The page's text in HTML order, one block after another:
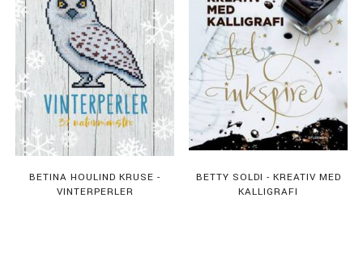
BETINA HOULIND KRUSE -
VINTERPERLER
BETTY SOLDI - KREATIV MED
KALLIGRAFI